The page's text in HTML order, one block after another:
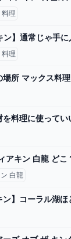
理
理
アキン 白龍 どこ
白龍